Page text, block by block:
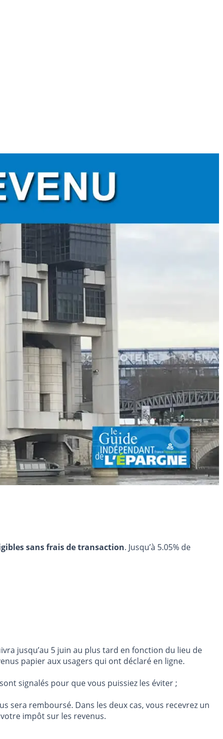
sans frais de transaction. Jusqu’à 5.05% de
jusqu’au 5 juin au plus tard en fonction du lieu de
papier aux usagers qui ont déclaré en ligne.
signalés pour que vous puissiez les éviter ;
sera remboursé. Dans les deux cas, vous recevrez un
impôt sur les revenus.